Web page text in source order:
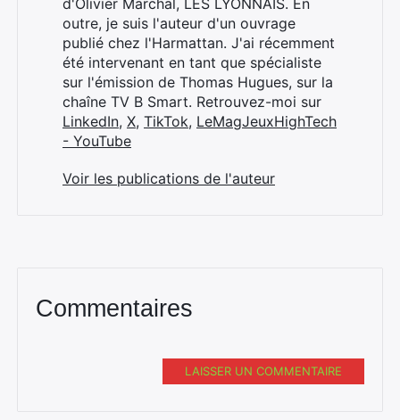
outre, je suis l'auteur d'un ouvrage
publié chez l'Harmattan. J'ai récemment
été intervenant en tant que spécialiste
sur l'émission de Thomas Hugues, sur la
chaîne TV B Smart. Retrouvez-moi sur
LinkedIn, X, TikTok, LeMagJeuxHighTech
- YouTube
Voir les publications de l'auteur
Commentaires
LAISSER UN COMMENTAIRE